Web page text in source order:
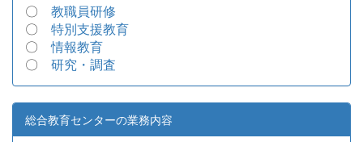
〇 教職員研修
〇 特別支援教育
〇情報教育
〇 研究・調査
総合教育センターの業務内容